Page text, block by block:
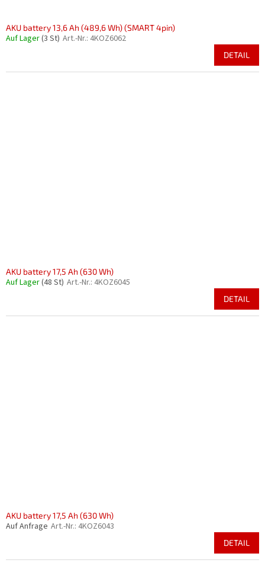
AKU battery 13,6 Ah (489,6 Wh) (SMART 4pin)
Auf Lager(3 St) Art.-Nr.: 4KOZ6062
DETAIL
AKU battery 17,5 Ah (630 Wh)
Auf Lager(48 St) Art.-Nr.: 4KOZ6045
DETAIL
AKU battery 17,5 Ah (630 Wh)
Auf Anfrage Art.-Nr.: 4KOZ6043
DETAIL